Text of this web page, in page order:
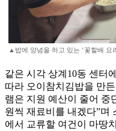
▲밥에 양념을 하고 있는 ‘꽃할배 요
같은 시각 상계10동 센터
따라 오이참치김밥을 만
램은 지원 예산이 줄어 중
원씩 재료비를 내겠다”며
에서 교류할 여건이 마땅